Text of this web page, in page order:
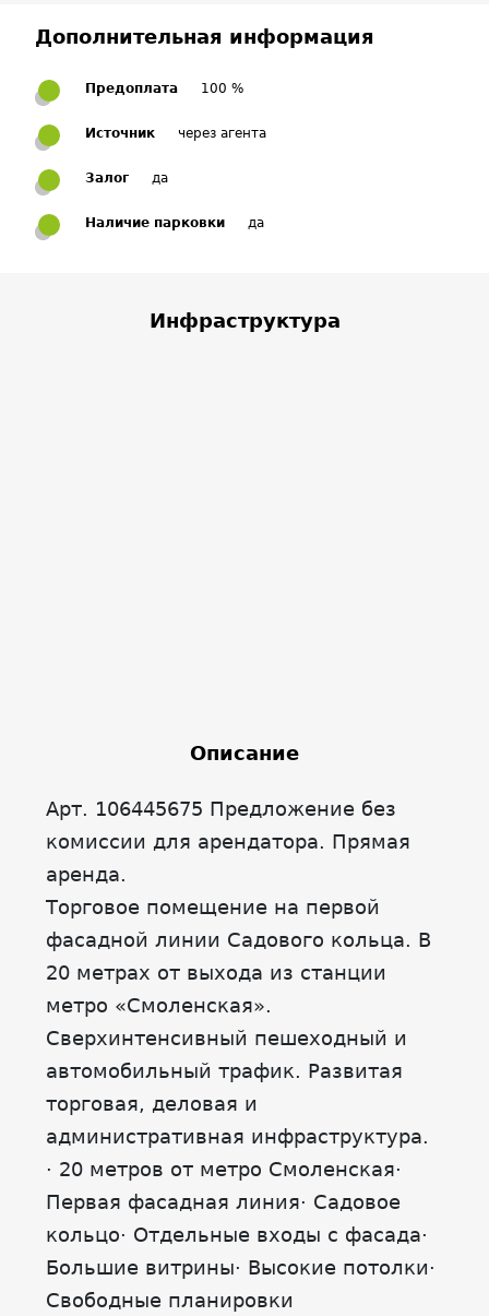
Дополнительная информация
Предоплата 100 %
Источник через агента
Залог да
Наличие парковки да
Инфраструктура
Описание
Арт. 106445675 Предложение без
комиссии для арендатора. Прямая
аренда.
Торговое помещение на первой
фасадной линии Садового кольца. В
20 метрах от выхода из станции
метро «Смоленская».
Сверхинтенсивный пешеходный и
автомобильный трафик. Развитая
торговая, деловая и
административная инфраструктура.
· 20 метров от метро Смоленская·
Первая фасадная линия· Садовое
кольцо· Отдельные входы с фасада·
Большие витрины· Высокие потолки·
Свободные планировки